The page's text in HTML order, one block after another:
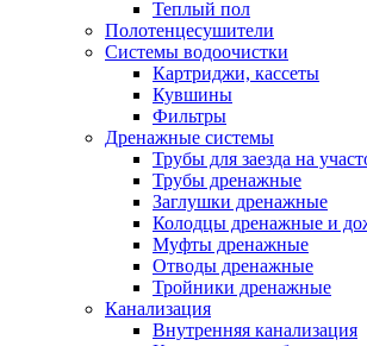
Теплый пол
Полотенцесушители
Системы водоочистки
Картриджи, кассеты
Кувшины
Фильтры
Дренажные системы
Трубы для заезда на
Трубы дренажные
Заглушки дренажные
Колодцы дренажные и
Муфты дренажные
Отводы дренажные
Тройники дренажные
Канализация
Внутренняя канализация